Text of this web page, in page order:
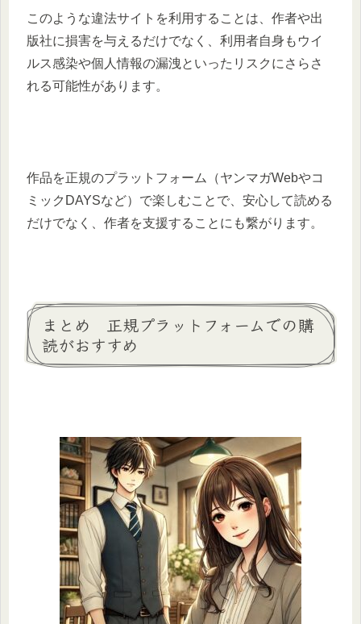
このような違法サイトを利用することは、作者や出
版社に損害を与えるだけでなく、利用者自身もウイ
ルス感染や個人情報の漏洩といったリスクにさらさ
れる可能性があります。
作品を正規のプラットフォーム（ヤンマガWebやコ
ミックDAYSなど）で楽しむことで、安心して読める
だけでなく、作者を支援することにも繋がります。
まとめ 正規プラットフォームでの購
読がおすすめ